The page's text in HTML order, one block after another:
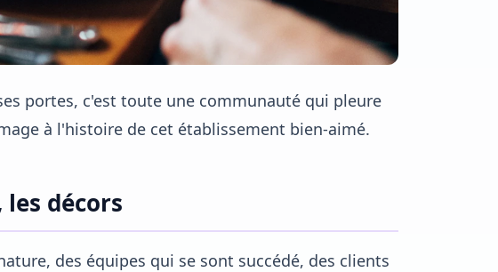
portes, c'est toute une communauté qui pleure
à l'histoire de cet établissement bien-aimé.
décors
des équipes qui se sont succédé, des clients